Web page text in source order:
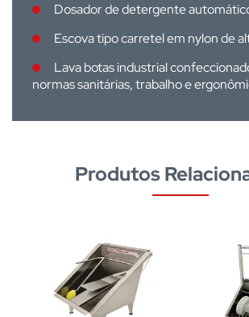
Dosador de detergente
Escova tipo carretel em nylon de
Lava botas industrial
normas sanitárias, trabalho e
Produtos